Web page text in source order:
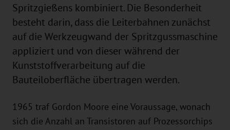
Spritzgießens kombiniert. Die Besonderheit
besteht darin, dass die Leiterbahnen zunächst
auf die Werkzeugwand der Spritzgussmaschine
appliziert und von dieser während der
Kunststoffverarbeitung auf die
Bauteiloberfläche übertragen werden.
1965 traf Gordon Moore eine Voraussage, wonach
sich die Anzahl an Transistoren auf Prozessorchips